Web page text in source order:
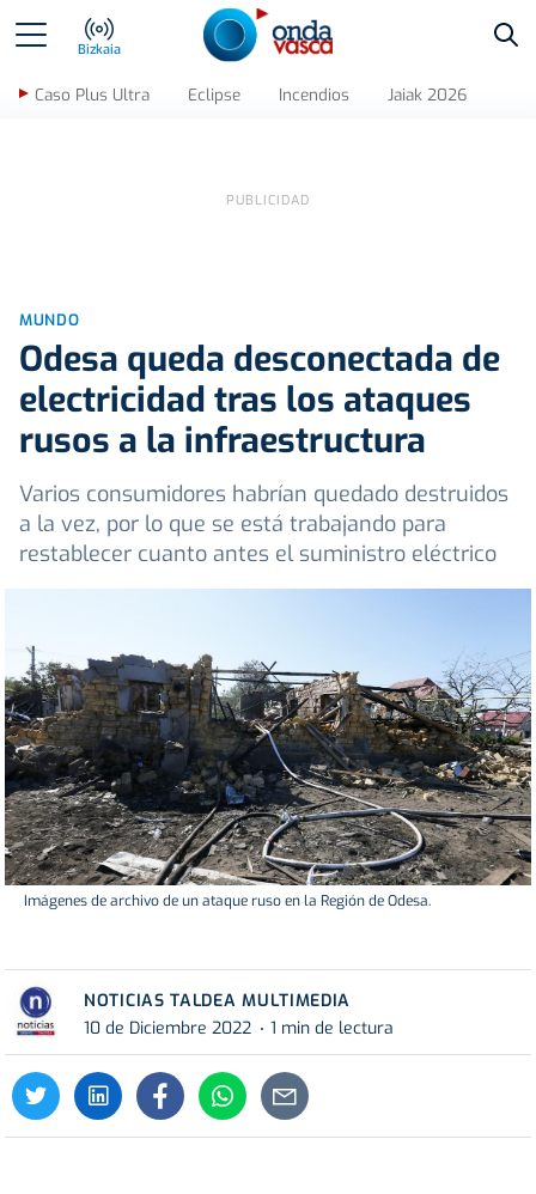
Bizkaia
Caso Plus Ultra Eclipse Incendios Jaiak 2026
MUNDO
Odesa queda desconectada de
electricidad tras los ataques
rusos a la infraestructura
Varios consumidores habrían quedado destruidos
a la vez, por lo que se está trabajando para
restablecer cuanto antes el suministro eléctrico
Imágenes de archivo de un ataque ruso en la Región de Odesa.
NOTICIAS TALDEA MULTIMEDIA
10 de Diciembre 2022
1 min de lectura